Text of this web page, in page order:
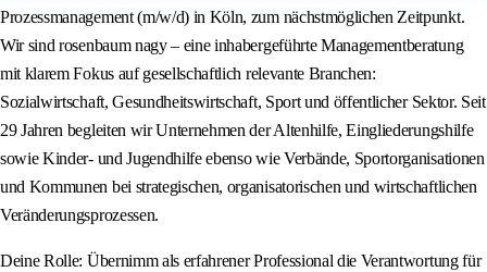
Prozessmanagement (m/w/d) in Köln, zum nächstmöglichen Zeitpunkt.
Wir sind rosenbaum nagy – eine inhabergeführte Managementberatung
mit klarem Fokus auf gesellschaftlich relevante Branchen:
Sozialwirtschaft, Gesundheitswirtschaft, Sport und öffentlicher Sektor. Seit
29 Jahren begleiten wir Unternehmen der Altenhilfe, Eingliederungshilfe
sowie Kinder- und Jugendhilfe ebenso wie Verbände, Sportorganisationen
und Kommunen bei strategischen, organisatorischen und wirtschaftlichen
Veränderungsprozessen.
Deine Rolle: Übernimm als erfahrener Professional die Verantwortung für